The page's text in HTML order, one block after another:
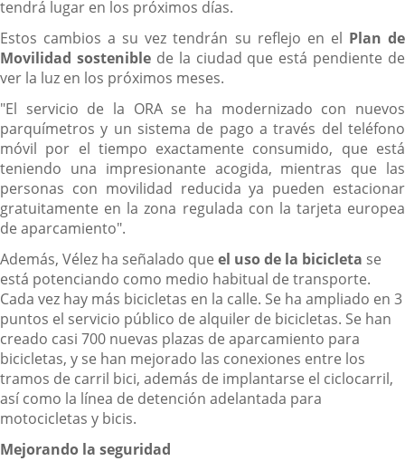
tendrá lugar en los próximos días.
Estos cambios a su vez tendrán su reflejo en el Plan de
Movilidad sostenible de la ciudad que está pendiente de
ver la luz en los próximos meses.
"El servicio de la ORA se ha modernizado con nuevos
parquímetros y un sistema de pago a través del teléfono
móvil por el tiempo exactamente consumido, que está
teniendo una impresionante acogida, mientras que las
personas con movilidad reducida ya pueden estacionar
gratuitamente en la zona regulada con la tarjeta europea
de aparcamiento".
Además, Vélez ha señalado que el uso de la bicicleta se
está potenciando como medio habitual de transporte.
Cada vez hay más bicicletas en la calle. Se ha ampliado en 3
puntos el servicio público de alquiler de bicicletas. Se han
creado casi 700 nuevas plazas de aparcamiento para
bicicletas, y se han mejorado las conexiones entre los
tramos de carril bici, además de implantarse el ciclocarril,
así como la línea de detención adelantada para
motocicletas y bicis.
Mejorando la seguridad